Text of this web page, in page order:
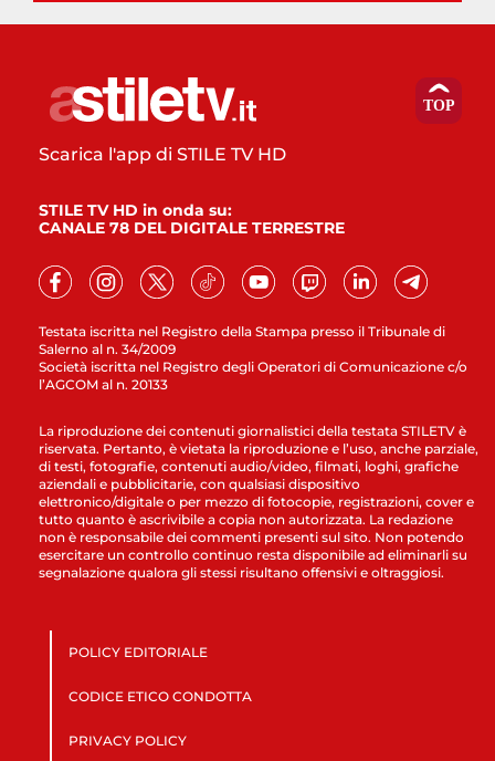
Testata iscritta nel Registro della Stampa presso il Tribunale di
Salerno al n. 34/2009
Società iscritta nel Registro degli Operatori di Comunicazione c/o
l’AGCOM al n. 20133
Scarica l'app di STILE TV HD
STILE TV HD in onda su:
CANALE 78 DEL DIGITALE TERRESTRE
La riproduzione dei contenuti giornalistici della testata STILETV è
riservata. Pertanto, è vietata la riproduzione e l’uso, anche parziale,
di testi, fotografie, contenuti audio/video, filmati, loghi, grafiche
aziendali e pubblicitarie, con qualsiasi dispositivo
elettronico/digitale o per mezzo di fotocopie, registrazioni, cover e
tutto quanto è ascrivibile a copia non autorizzata. La redazione
non è responsabile dei commenti presenti sul sito. Non potendo
esercitare un controllo continuo resta disponibile ad eliminarli su
segnalazione qualora gli stessi risultano offensivi e oltraggiosi.
POLICY EDITORIALE
CODICE ETICO CONDOTTA
PRIVACY POLICY